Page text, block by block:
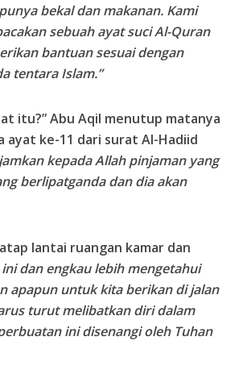
bekal dan makanan. Kami
sebuah ayat suci Al-Quran
bantuan sesuai dengan
tentara Islam.”
itu?” Abu Aqil menutup matanya
ayat ke-11 dari surat Al-Hadiid
kepada Allah pinjaman yang
berlipatganda dan dia akan
lantai ruangan kamar dan
dan engkau lebih mengetahui
apapun untuk kita berikan di jalan
turut melibatkan diri dalam
ini disenangi oleh Tuhan